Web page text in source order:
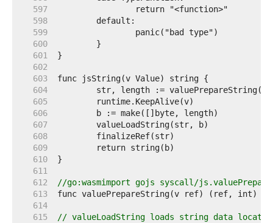
   597
   598
   599
   600
   601
   602
   603
   604
   605
   606
   607
   608
   609
   610
   611
   612
//go:wasmimport gojs syscall/
   613
   614
   615
// valueLoadString loads string data